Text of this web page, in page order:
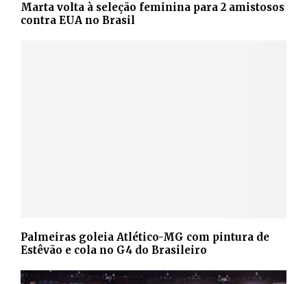
Marta volta à seleção feminina para 2 amistosos
contra EUA no Brasil
Palmeiras goleia Atlético-MG com pintura de
Estêvão e cola no G4 do Brasileiro